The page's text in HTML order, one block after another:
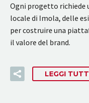
Ogni progetto richiede
locale di Imola, delle
per costruire una
il valore del brand.
LEGGI